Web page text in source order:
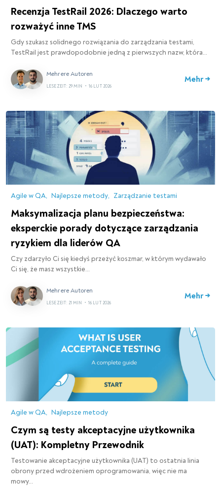
Recenzja TestRail 2026: Dlaczego warto
rozważyć inne TMS
Gdy szukasz solidnego rozwiązania do zarządzania testami,
TestRail jest prawdopodobnie jedną z pierwszych nazw, która…
Mehrere Autoren
LESEZEIT: 29 MIN • 16 LUT 2026
Mehr →
Agile w QA Najlepsze metody Zarządzanie testami
Maksymalizacja planu bezpieczeństwa:
eksperckie porady dotyczące zarządzania
ryzykiem dla liderów QA
Czy zdarzyło Ci się kiedyś przeżyć koszmar, w którym wydawało
Ci się, że masz wszystkie…
Mehrere Autoren
LESEZEIT: 21 MIN • 16 LUT 2026
Mehr →
Agile w QA Najlepsze metody
Czym są testy akceptacyjne użytkownika
(UAT): Kompletny Przewodnik
Testowanie akceptacyjne użytkownika (UAT) to ostatnia linia
obrony przed wdrożeniem oprogramowania, więc nie ma
mowy…